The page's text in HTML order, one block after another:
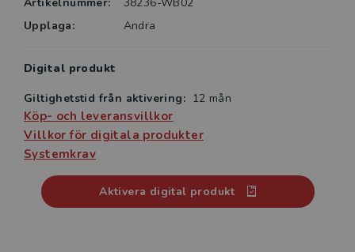
Upplaga:
Andra
Digital produkt
Giltighetstid från aktivering: 12 mån
Köp- och leveransvillkor
Villkor för digitala produkter
Systemkrav
Aktivera digital produkt